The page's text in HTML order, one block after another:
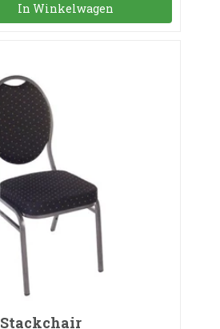
In Winkelwagen
Stackchair